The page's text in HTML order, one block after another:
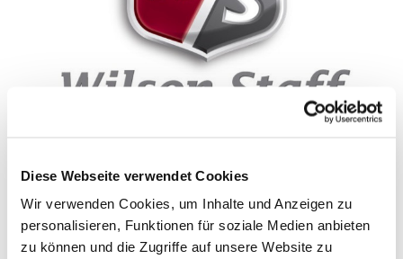
Diese Webseite verwendet Cookies
Wir verwenden Cookies, um Inhalte und Anzeigen zu
personalisieren, Funktionen für soziale Medien anbieten
zu können und die Zugriffe auf unsere Website zu
SHORT TRACK MACHPLAY